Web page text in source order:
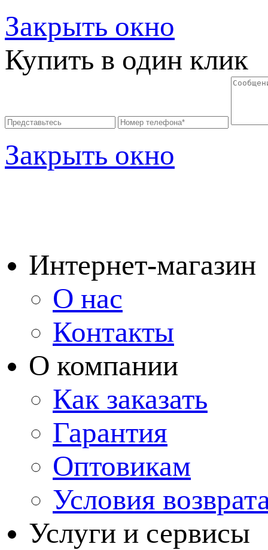
Закрыть окно
Купить в один клик
Закрыть окно
Интернет-магазин
О нас
Контакты
О компании
Как заказать
Гарантия
Оптовикам
Условия
Услуги и сервисы